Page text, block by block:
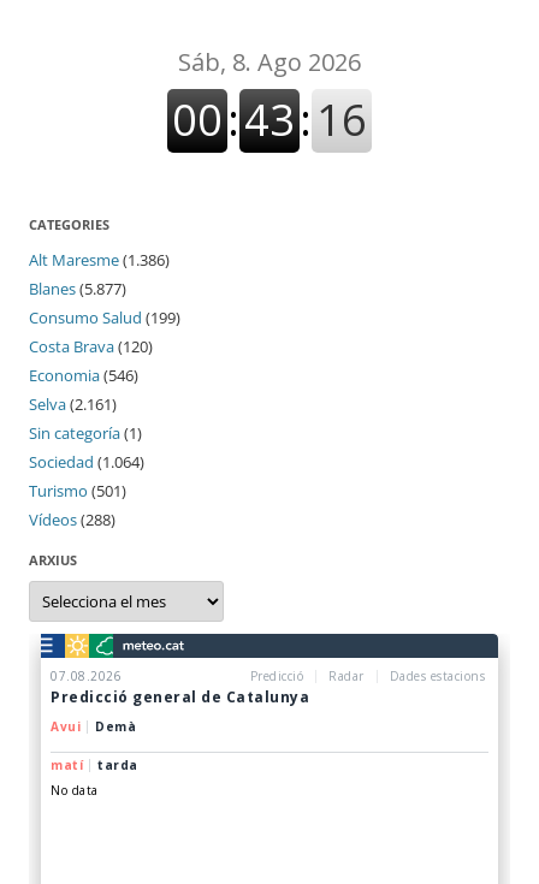
CATEGORIES
Alt Maresme(1.386)
Blanes(5.877)
Consumo Salud (199)
Costa Brava(120)
Economia(546)
Selva(2.161)
Sin categoría(1)
Sociedad (1.064)
Turismo (501)
Vídeos(288)
ARXIUS
Arxius